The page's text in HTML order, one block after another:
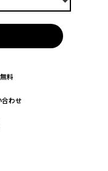
料
合わせ